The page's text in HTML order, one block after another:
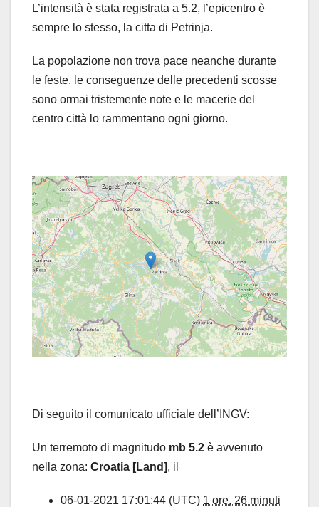
L’intensità è stata registrata a 5.2, l’epicentro è
sempre lo stesso, la citta di Petrinja.
La popolazione non trova pace neanche durante
le feste, le conseguenze delle precedenti scosse
sono ormai tristemente note e le macerie del
centro città lo rammentano ogni giorno.
Di seguito il comunicato ufficiale dell’INGV:
Un terremoto di magnitudo mb 5.2 è avvenuto
nella zona: Croatia [Land], il
06-01-2021 17:01:44 (UTC) 1 ore, 26 minuti